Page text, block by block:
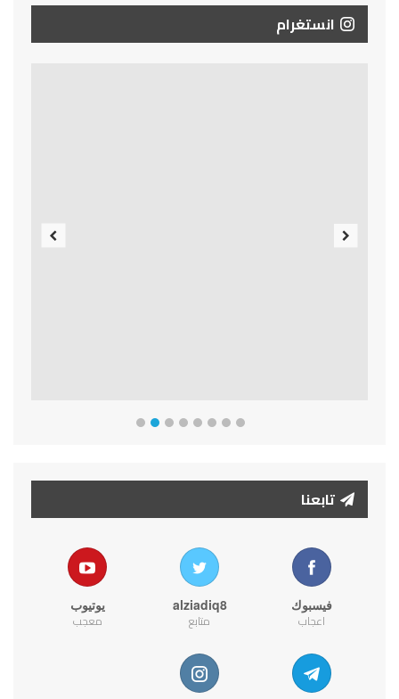
انستغرام
تابعنا
فيسبوك
اعجاب
alziadiq8
متابع
يوتيوب
معجب